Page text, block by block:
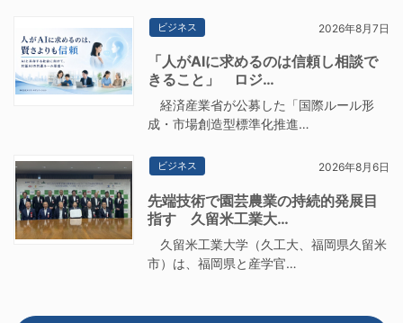
ビジネス 2026年8月7日
「人がAIに求めるのは信頼し相談で
きること」 ロジ…
経済産業省が公募した「国際ルール形
成・市場創造型標準化推進…
ビジネス 2026年8月6日
先端技術で園芸農業の持続的発展目
指す 久留米工業大…
久留米工業大学（久工大、福岡県久留米
市）は、福岡県と産学官…